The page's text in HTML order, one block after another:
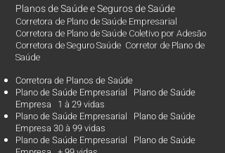
Planos de SaúdeeSeguros de Saúde
Corretora de Plano de Saúde Empresarial
Corretora de Plano de Saúde Coletivo por Adesão
Corretora de Seguro Saúde Corretor de Plano de
Saúde
Corretora de Planos de Saúde
Plano de Saúde Empresarial Plano de Saúde
Empresa 1 à 29 vidas
Plano de Saúde Empresarial Plano de Saúde
Empresa 30 à 99 vidas ​
Plano de Saúde Empresarial Plano de Saúde